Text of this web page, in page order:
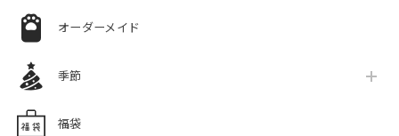
オーダーメイド
季節
福袋